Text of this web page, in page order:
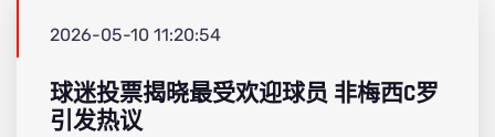
2026-05-10 11:20:54
球迷投票揭晓最受欢迎球员 非梅西C罗
引发热议